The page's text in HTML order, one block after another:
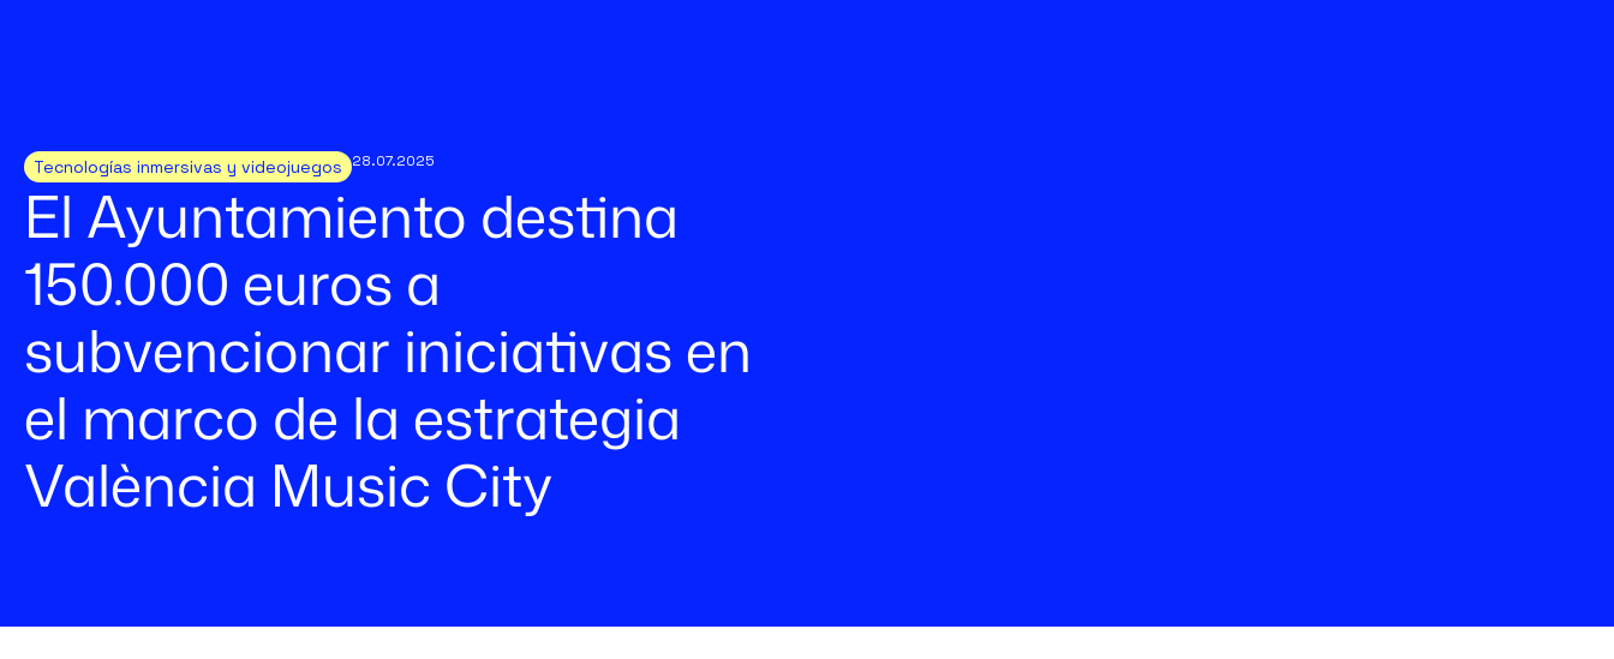
Tecnologías inmersivas y videojuegos 28.07.2025
El Ayuntamiento destina
150.000 euros a
subvencionar iniciativas en
el marco de la estrategia
València Music City